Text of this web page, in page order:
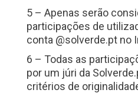
5 – Apenas serão
participações de
conta @solverde.pt no
6 – Todas as
por um júri da
critérios de